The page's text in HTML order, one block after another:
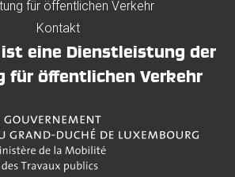
für öffentlichen Verkehr
Kontakt
eine Dienstleistung der
für öffentlichen Verkehr